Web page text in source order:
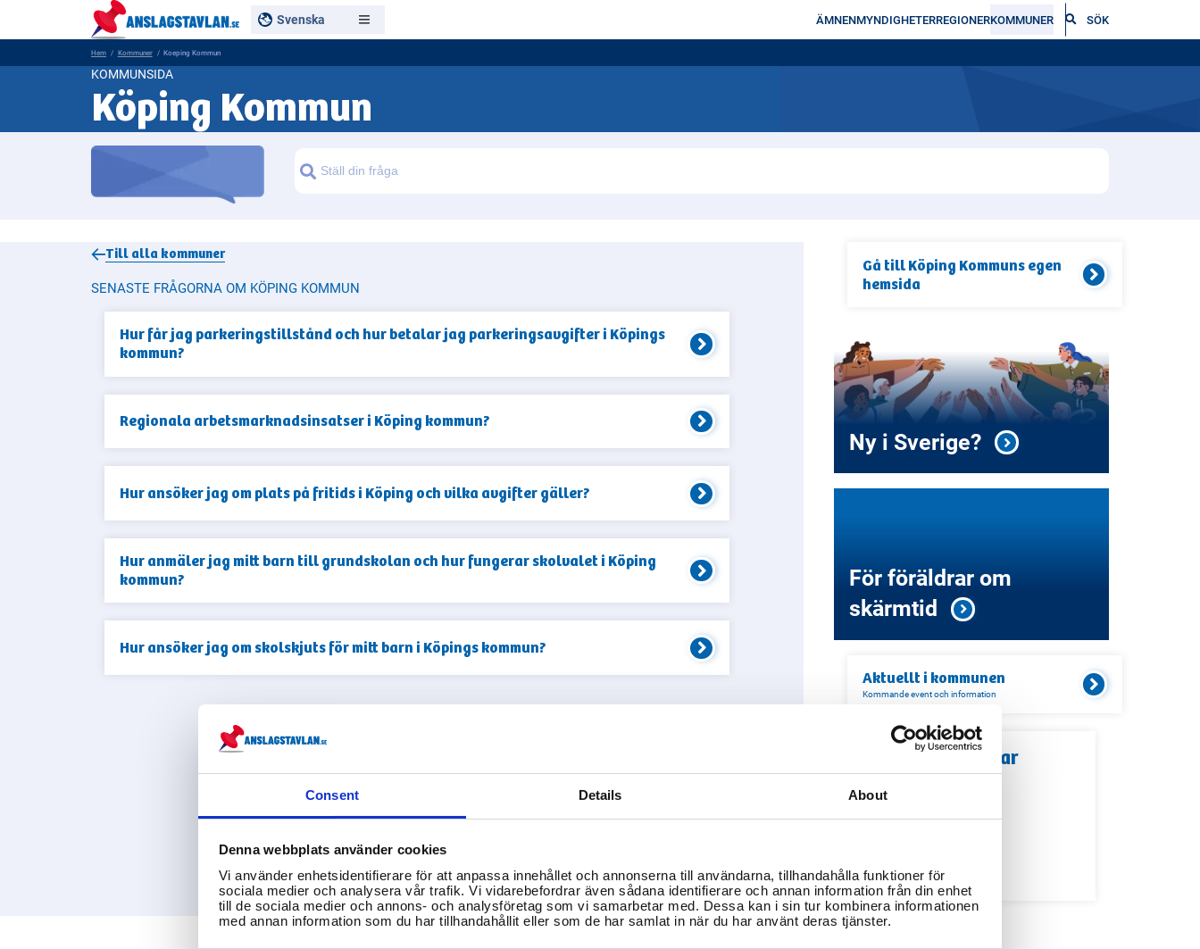
Consent Details About
Denna webbplats använder cookies
Vi använder enhetsidentifierare för att anpassa innehållet och annonserna till användarna, tillhandahålla funktioner för
sociala medier och analysera vår trafik. Vi vidarebefordrar även sådana identifierare och annan information från din enhet
till de sociala medier och annons- och analysföretag som vi samarbetar med. Dessa kan i sin tur kombinera informationen
med annan information som du har tillhandahållit eller som de har samlat in när du har använt deras tjänster.
Svenska ÄMNENMYNDIGHETERREGIONERKOMMUNER SÖK
Hem Kommuner Koeping Kommun
KOMMUNSIDA
Köping Kommun
Sök
Till alla kommuner
SENASTE FRÅGORNA OM KÖPING KOMMUN
Hur får jag parkeringstillstånd och hur betalar jag parkeringsavgifter i Köpings
kommun?
Regionala arbetsmarknadsinsatser i Köping kommun?
Hur ansöker jag om plats på fritids i Köping och vilka avgifter gäller?
Hur anmäler jag mitt barn till grundskolan och hur fungerar skolvalet i Köping
kommun?
Hur ansöker jag om skolskjuts för mitt barn i Köpings kommun?
Gå tillKöping Kommuns egen
hemsida
Ny i Sverige?
För föräldrar om
skärmtid
Aktuellt i kommunen
Kommande event och information
Relaterade länkar
Servicekontor
Bibliotek
Återvinningscentraler